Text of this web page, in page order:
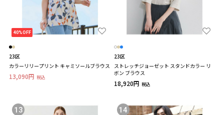
40%OFF
23区
カラーリリープリント キャミソールブラウス
13,090円 税込
23区
ストレッチジョーゼット スタンドカラー リ
ボン ブラウス
18,920円 税込
13 14